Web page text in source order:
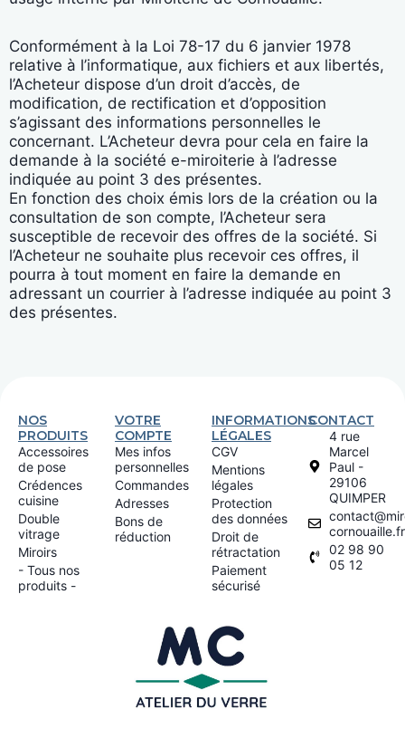
Conformément à la Loi 78-17 du 6 janvier 1978
relative à l’informatique, aux fichiers et aux libertés,
l’Acheteur dispose d’un droit d’accès, de
modification, de rectification et d’opposition
s’agissant des informations personnelles le
concernant. L’Acheteur devra pour cela en faire la
demande à la société e-miroiterie à l’adresse
indiquée au point 3 des présentes.
En fonction des choix émis lors de la création ou la
consultation de son compte, l’Acheteur sera
susceptible de recevoir des offres de la société. Si
l’Acheteur ne souhaite plus recevoir ces offres, il
pourra à tout moment en faire la demande en
adressant un courrier à l’adresse indiquée au point 3
des présentes.
NOS
PRODUITS
Accessoires
de pose
Crédences
cuisine
Double
vitrage
Miroirs
- Tous nos
produits -
VOTRE
COMPTE
Mes infos
personnelles
Commandes
Adresses
Bons de
réduction
INFORMATIONS
LÉGALES
CGV
Mentions
légales
Protection
des données
Droit de
rétractation
Paiement
sécurisé
CONTACT
4 rue
Marcel
Paul -
29106
QUIMPER
cornouaille.fr
02 98 90
05 12